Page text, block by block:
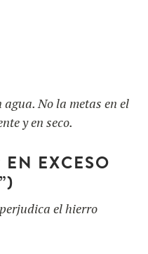
No la metas en el
y en seco.
EXCESO
el hierro